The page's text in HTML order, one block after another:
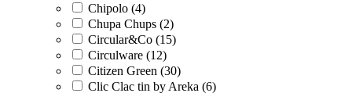
Chipolo (4)
Chupa Chups (2)
Circular&Co (15)
Circulware (12)
Citizen Green (30)
Clic Clac tin by Areka (6)